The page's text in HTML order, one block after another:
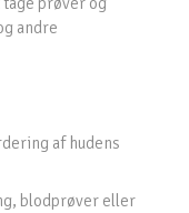
andre
af hudens
blodprøver eller